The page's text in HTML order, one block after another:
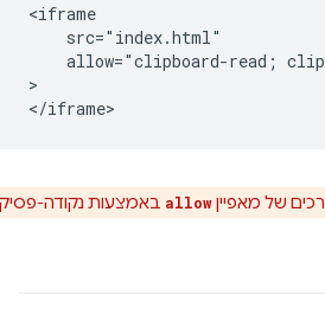
<iframe
    src="index.html"
allow="clipboard-read;
של מאפייןallowבאמצעות נקודה-פסיק.